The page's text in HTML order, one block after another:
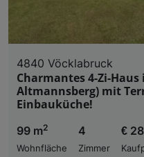
4840 Vöcklabruck
Charmantes 4-Zi-
Altmannsberg) mit
Einbauküche!
99 m2
Wohnfläche
4
Zimmer
€